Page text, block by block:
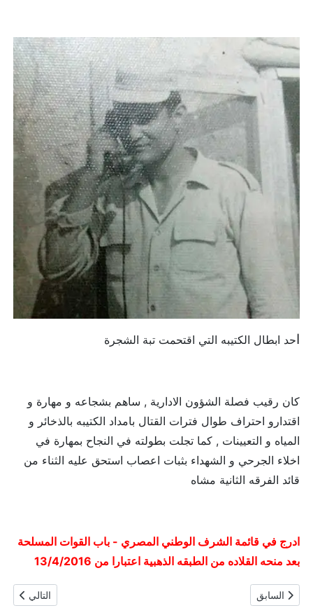
احد ابطال الكتيبه التي اقتحمت تبة الشجرة
كان رقيب فصلة الشؤون الادارية , ساهم بشجاعه و مهارة و
اقتدارو احتراف طوال فترات القتال بامداد الكتيبه بالذخائر و
المياه و التعيينات , كما تجلت بطولته في النجاح بمهارة في
اخلاء الجرحي و الشهداء بثبات اعصاب استحق عليه الثناء من
قائد الفرقه الثانية مشاه
ادرج في قائمة الشرف الوطني المصري - باب القوات المسلحة
بعد منحه القلاده من الطبقه الذهبية اعتبارا من 13/4/2016
المقال السابق: نقيب شهيد / كريم سالم درويش
السابق المقال
التالي